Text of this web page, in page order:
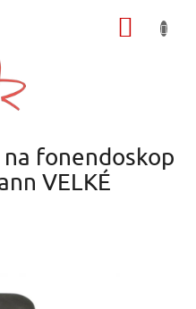
fonendoskop
VELKÉ